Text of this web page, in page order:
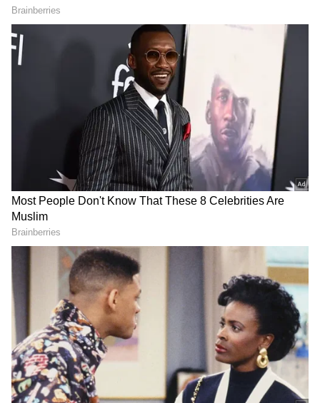
Royal Challengers Bengaluru vs Rajasthan
Royals, Eliminator
இந்தப் போட்டியில் தோல்வி அடையும் அணி தொடரிலிருந்து
வெளியேறும். இந்த நிலையில் தான் இறுதிப் போட்டிக்கு செல்லும்